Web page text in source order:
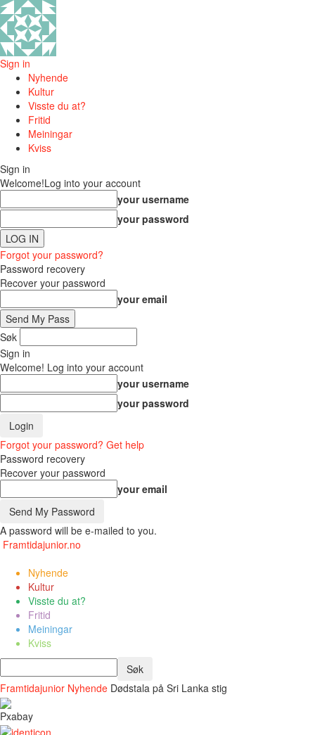
Sign in
Nyhende
Kultur
Visste du at?
Fritid
Meiningar
Kviss
Sign in
Welcome!Log into your account
your username
your password
Forgot your password?
Password recovery
Recover your password
your email
Søk
Sign in
Welcome! Log into your account
your username
your password
Forgot your password? Get help
Password recovery
Recover your password
your email
A password will be e-mailed to you.
Framtidajunior.no
Nyhende
Kultur
Visste du at?
Fritid
Meiningar
Kviss
Framtidajunior Nyhende Dødstala på Sri Lanka stig
Pxabay